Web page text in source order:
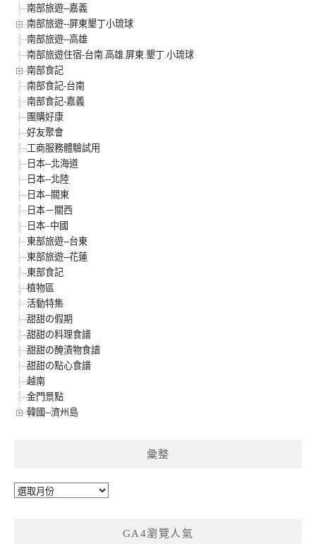
南部旅遊--嘉義
南部旅遊--屏東墾丁小琉球
南部旅遊--高雄
南部旅遊住宿-台南.高雄.屏東.墾丁.小琉球
南部食記
南部食記-台南
南部食記-嘉義
團購好康
好友聚會
工商服務體驗試用
日本--北海道
日本--北陸
日本--關東
日本－關西
日本–中國
東部旅遊--台東
東部旅遊--花蓮
東部食記
植物區
活動特集
甜甜の假期
甜甜の料理食譜
甜甜の醃漬物食譜
甜甜の點心食譜
越南
金門景點
韓國--濟州島
彙整
彙
GA4瀏覽人氣